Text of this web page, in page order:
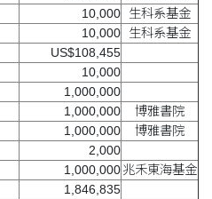
10,000
生科系基金
10,000
生科系基金
US$108,455
10,000
1,000,000
1,000,000
博雅書院
1,000,000
博雅書院
2,000
1,000,000兆禾東海基金
1,846,835